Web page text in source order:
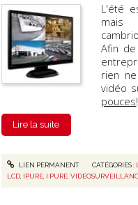
L'été
mais
Afin
rien
vidéo
pouces!
Lire la suite
LIEN PERMANENT CATÉGORIES :
LCD IPURE I PURE ,